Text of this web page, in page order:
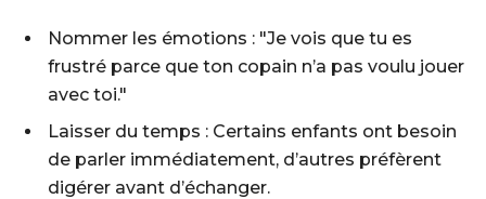
Nommer les émotions : "Je vois que tu es
frustré parce que ton copain n’a pas voulu jouer
avec toi."
Laisser du temps : Certains enfants ont besoin
de parler immédiatement, d’autres préfèrent
digérer avant d’échanger.